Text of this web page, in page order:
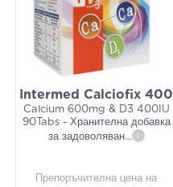
Intermed Calciofix 400
Calcium 600mg & D3 400IU
90Tabs - Хранителна добавка
за задоволяван... i
Препоръчителна цена на